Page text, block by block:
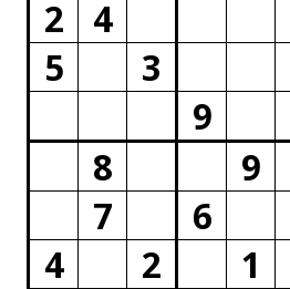
2
4
5
3
9
8
9
7
6
4
2 1